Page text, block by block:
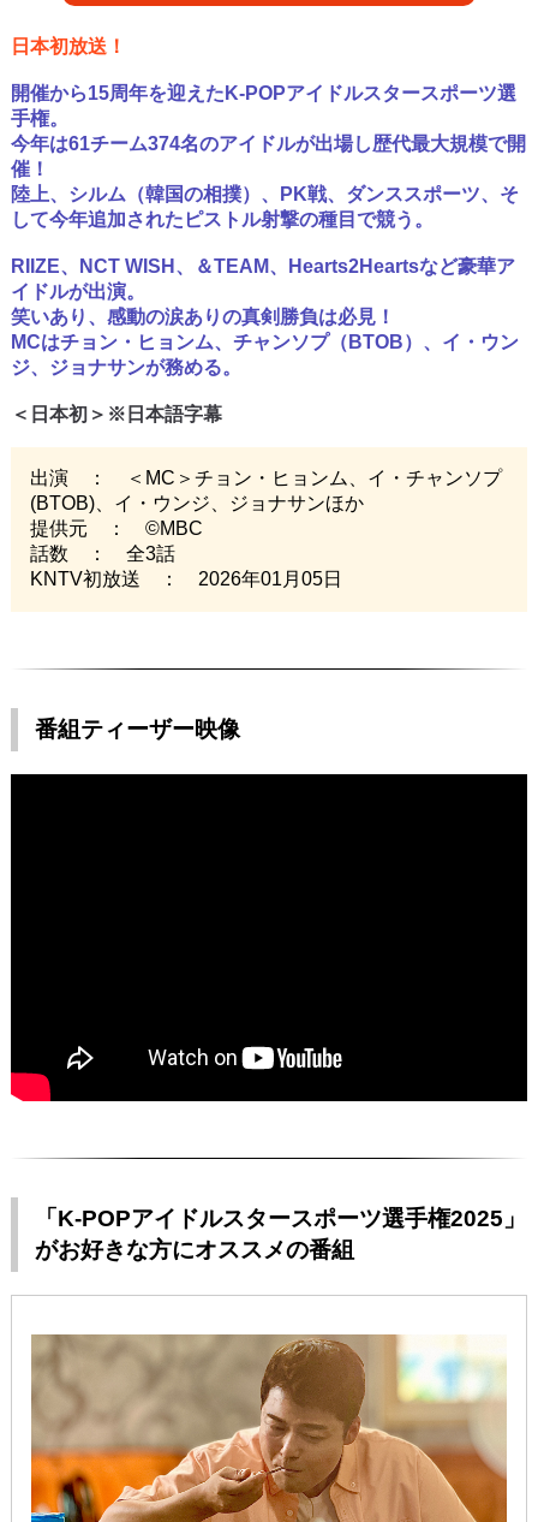
日本初放送！
開催から15周年を迎えたK-POPアイドルスタースポーツ選
手権。
今年は61チーム374名のアイドルが出場し歴代最大規模で開
催！
陸上、シルム（韓国の相撲）、PK戦、ダンススポーツ、そ
して今年追加されたピストル射撃の種目で競う。
RIIZE、NCT WISH、＆TEAM、Hearts2Heartsなど豪華ア
イドルが出演。
笑いあり、感動の涙ありの真剣勝負は必見！
MCはチョン・ヒョンム、チャンソプ（BTOB）、イ・ウン
ジ、ジョナサンが務める。
＜日本初＞※日本語字幕
出演 ： ＜MC＞チョン・ヒョンム、イ・チャンソプ
(BTOB)、イ・ウンジ、ジョナサンほか
提供元 ： ©MBC
話数 ： 全3話
KNTV初放送 ： 2026年01月05日
番組ティーザー映像
「K-POPアイドルスタースポーツ選手権2025」
がお好きな方にオススメの番組